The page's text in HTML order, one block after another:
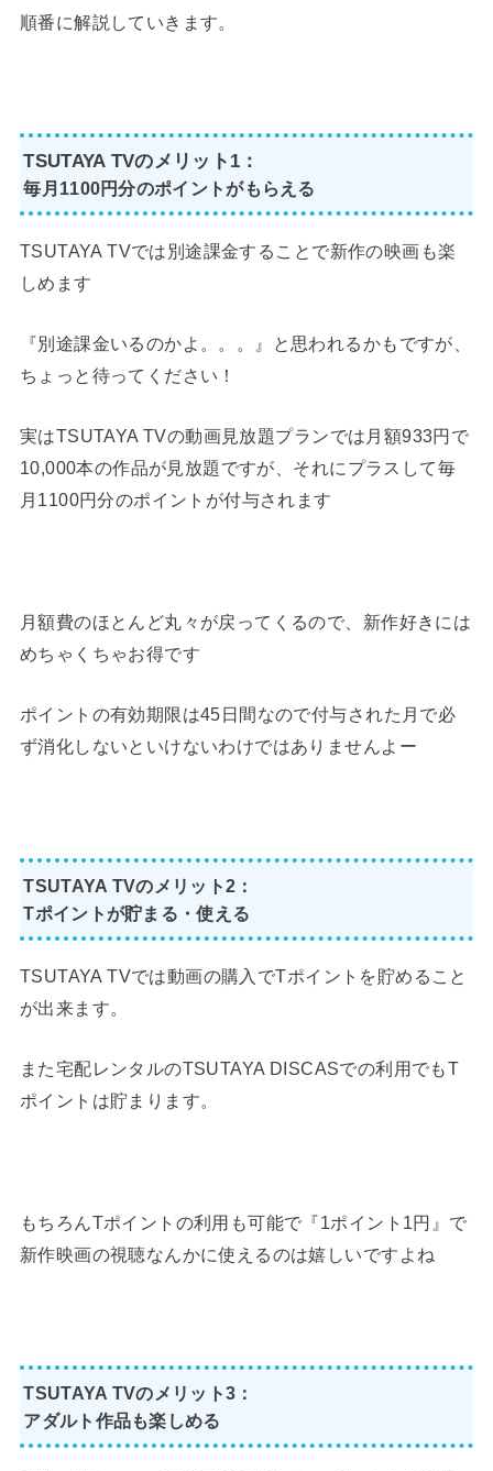
順番に解説していきます。
TSUTAYA TVのメリット1：
毎月1100円分のポイントがもらえる
TSUTAYA TVでは別途課金することで新作の映画も楽
しめます
『別途課金いるのかよ。。。』と思われるかもですが、
ちょっと待ってください！
実はTSUTAYA TVの動画見放題プランでは月額933円で
10,000本の作品が見放題ですが、それにプラスして毎
月1100円分のポイントが付与されます
月額費のほとんど丸々が戻ってくるので、新作好きには
めちゃくちゃお得です
ポイントの有効期限は45日間なので付与された月で必
ず消化しないといけないわけではありませんよー
TSUTAYA TVのメリット2：
Tポイントが貯まる・使える
TSUTAYA TVでは動画の購入でTポイントを貯めること
が出来ます。
また宅配レンタルのTSUTAYA DISCASでの利用でもT
ポイントは貯まります。
もちろんTポイントの利用も可能で『1ポイント1円』で
新作映画の視聴なんかに使えるのは嬉しいですよね
TSUTAYA TVのメリット3：
アダルト作品も楽しめる